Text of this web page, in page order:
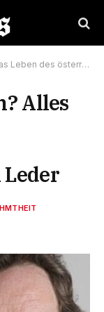
Schauspielers Erwin Leder
Alles